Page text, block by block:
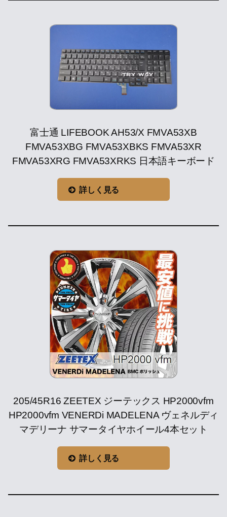
富士通 LIFEBOOK AH53/X FMVA53XB
FMVA53XBG FMVA53XBKS FMVA53XR
FMVA53XRG FMVA53XRKS 日本語キーボード
詳しく見る
205/45R16 ZEETEX ジーテックス HP2000vfm
HP2000vfm VENERDi MADELENA ヴェネルディ
マデリーナ サマータイヤホイール4本セット
詳しく見る